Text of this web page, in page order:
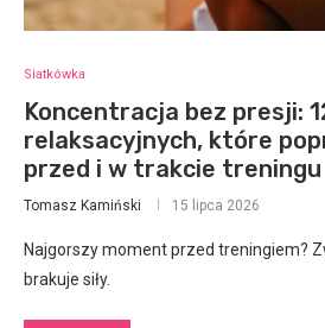
Siatkówka
Koncentracja bez presji:
relaksacyjnych, które
przed i w trakcie treningu
Tomasz Kamiński 15 lipca 2026
Najgorszy moment przed treningiem?
brakuje siły.